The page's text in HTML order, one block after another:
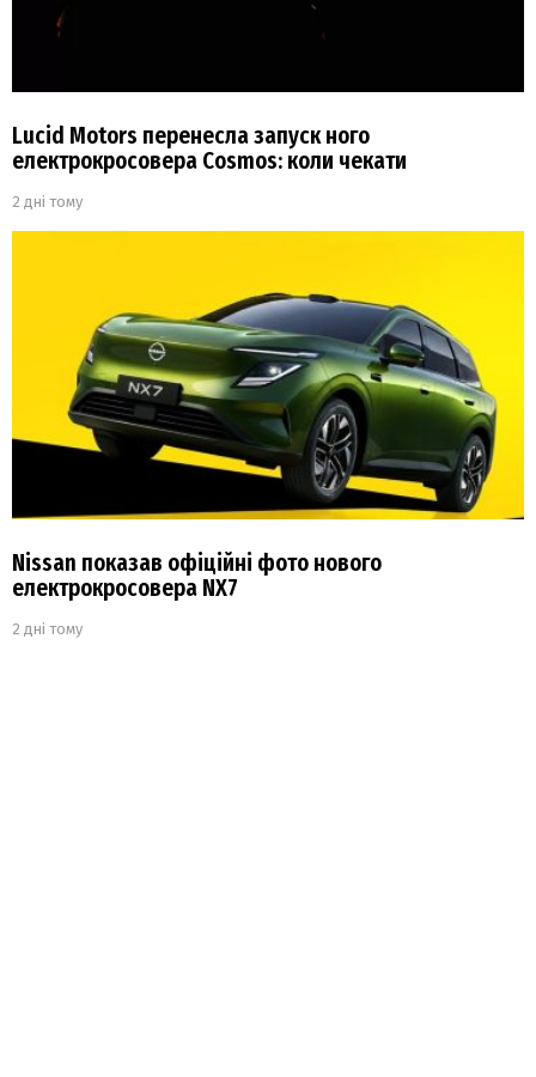
Lucid Motors перенесла запуск ного
електрокросовера Cosmos: коли чекати
2 дні тому
Nissan показав офіційні фото нового
електрокросовера NX7
2 дні тому